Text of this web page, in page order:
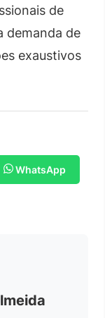
de
demanda de
exaustivos
WhatsApp